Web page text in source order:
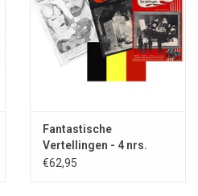
Fantastische
Vertellingen - 4 nrs.
abonnement BUITEN
€62,95